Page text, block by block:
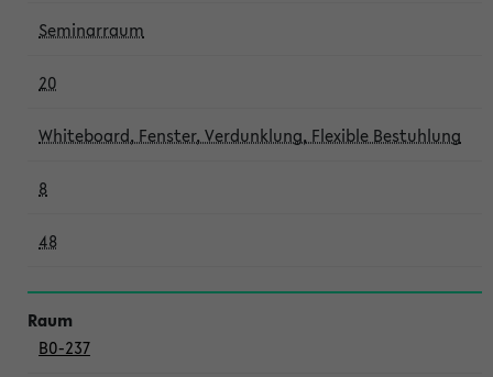
Seminarraum
20
Whiteboard, Fenster, Verdunklung, Flexible Bestuhlung
8
48
B0-237